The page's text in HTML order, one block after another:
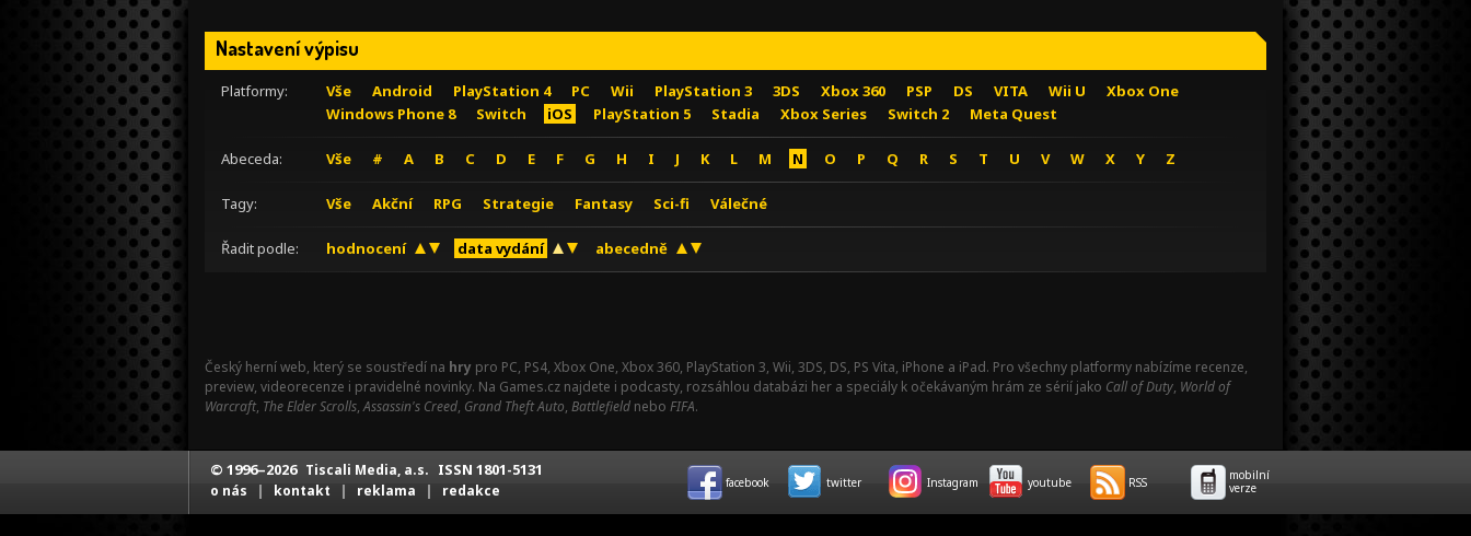
Nastavení výpisu
Platformy: Vše Android PlayStation 4 PC Wii PlayStation 3 3DS Xbox 360 PSP DS VITA Wii U
Xbox One
Windows Phone 8
Switch iOS PlayStation 5 Stadia Xbox Series Switch 2 Meta Quest
Abeceda: Vše # A B C D E F G H I J K L M N O P Q R S T U V W X Y Z
Tagy: Vše Akční RPG Strategie Fantasy Sci-fi Válečné
Řadit podle: hodnocení data vydání abecedně
Český herní web, který se soustředí na hry pro PC, PS4, Xbox One, Xbox 360, PlayStation 3, Wii, 3DS, DS, PS Vita, iPhone a iPad. Pro všechny platformy nabízíme recenze,
preview, videorecenze i pravidelné novinky. Na Games.cz najdete i podcasty, rozsáhlou databázi her a speciály k očekávaným hrám ze sérií jako Call of Duty, World of
Warcraft, The Elder Scrolls,Assassin's Creed, Grand Theft Auto, Battlefield nebo FIFA.
© 1996–2026 Tiscali Media, a.s. ISSN 1801-5131
o nás | kontakt | reklama | redakce facebook twitter Instagram youtube RSS
mobilní
verze